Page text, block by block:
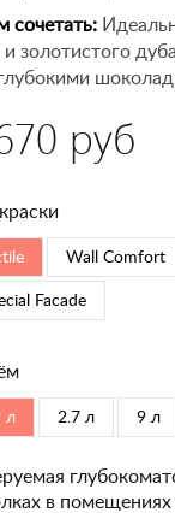
сочетать:
и золотистого
руб
Wall Comfort
Faсade
л 2.7 л 9 л
в